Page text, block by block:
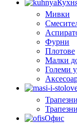
Мивки
Фурни
Плотове
Малки
Големи
Офис